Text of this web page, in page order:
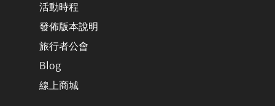
活動時程
發佈版本說明
旅行者公會
Blog
線上商城